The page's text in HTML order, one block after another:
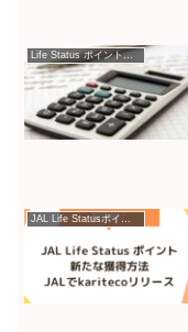
Life Status ポイントをためる方法
JAL Life Statusポイント – Instagram